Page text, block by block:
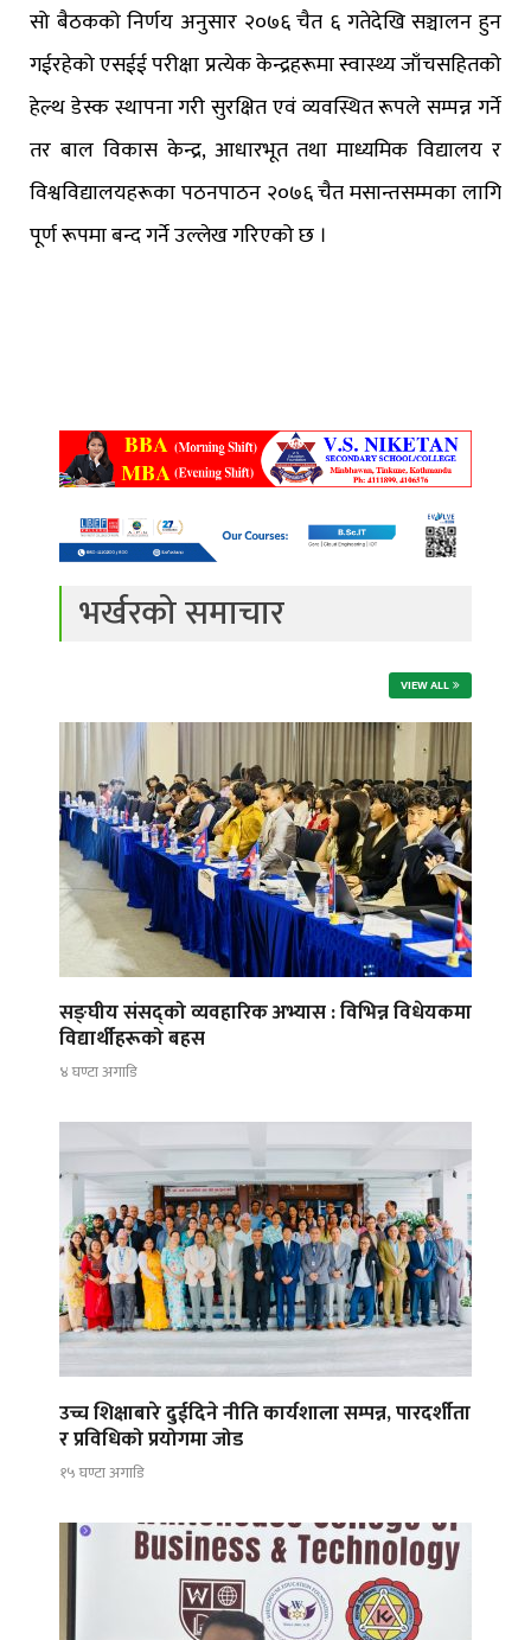
सो बैठकको निर्णय अनुसार २०७६ चैत ६ गतेदेखि सञ्चालन हुन
गईरहेको एसईई परीक्षा प्रत्येक केन्द्रहरूमा स्वास्थ्य जाँचसहितको
हेल्थ डेस्क स्थापना गरी सुरक्षित एवं व्यवस्थित रूपले सम्पन्न गर्ने
तर बाल विकास केन्द्र, आधारभूत तथा माध्यमिक विद्यालय र
विश्वविद्यालयहरूका पठनपाठन २०७६ चैत मसान्तसम्मका लागि
पूर्ण रूपमा बन्द गर्ने उल्लेख गरिएको छ ।
भर्खरको समाचार
VIEW ALL
सङ्घीय संसद्को व्यवहारिक अभ्यास : विभिन्न विधेयकमा
विद्यार्थीहरूको बहस
४ घण्टा अगाडि
उच्च शिक्षाबारे दुईदिने नीति कार्यशाला सम्पन्न, पारदर्शीता
र प्रविधिको प्रयोगमा जोड
१५ घण्टा अगाडि